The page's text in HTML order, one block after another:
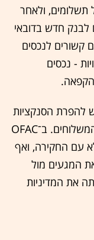
תשלומים, ולאחר
לבנק חדש בדובאי
קשורים לנכסים
- נכסים
להפרת הסנקציות
האמריקאיות, אדאני הפסיקה לקבל את המשלוחים. ב־OFAC
עם החקירה, ואף
המגעים מול
את המדיניות